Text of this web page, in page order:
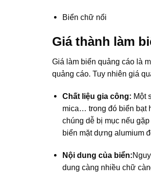
Biển chữ nổi
Giá thành làm
Giá làm biển quảng cáo là
quảng cáo. Tuy nhiên giá
Chất liệu gia công: Một
mica… trong đó biển bạt
chúng dễ bị mục nếu
biển mặt dựng alumium
Nội dung của biển:
dung càng nhiều chữ